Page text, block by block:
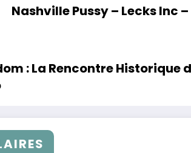
Nashville Pussy – Lecks Inc
: La Rencontre Historique